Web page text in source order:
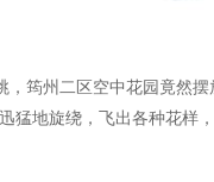
筠州二区空中花园竟然
地旋绕，飞出各种花样，